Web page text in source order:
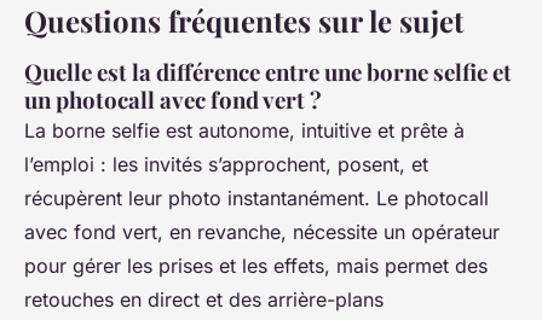
Questions fréquentes sur le sujet
Quelle est la différence entre une borne selfie et
un photocall avec fond vert ?
La borne selfie est autonome, intuitive et prête à
l’emploi : les invités s’approchent, posent, et
récupèrent leur photo instantanément. Le photocall
avec fond vert, en revanche, nécessite un opérateur
pour gérer les prises et les effets, mais permet des
retouches en direct et des arrière-plans